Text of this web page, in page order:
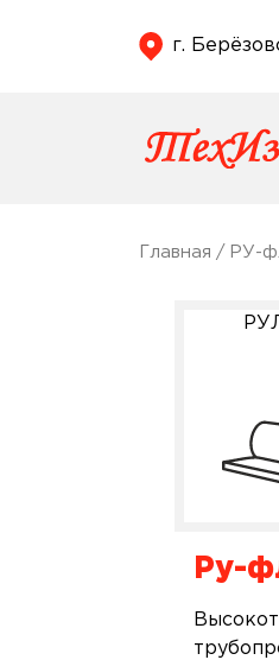
г.
Главная / РУ-
Ру-